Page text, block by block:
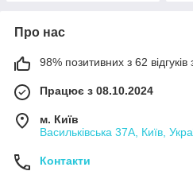
Про нас
98% позитивних з 62 відгуків
Працює з 08.10.2024
м. Київ
Васильківська 37А, Київ,
Контакти